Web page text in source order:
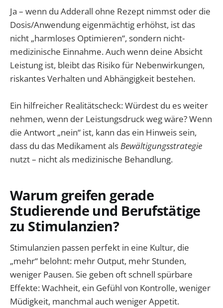
Ja – wenn du Adderall ohne Rezept nimmst oder die
Dosis/Anwendung eigenmächtig erhöhst, ist das
nicht „harmloses Optimieren“, sondern nicht-
medizinische Einnahme. Auch wenn deine Absicht
Leistung ist, bleibt das Risiko für Nebenwirkungen,
riskantes Verhalten und Abhängigkeit bestehen.
Ein hilfreicher Realitätscheck: Würdest du es weiter
nehmen, wenn der Leistungsdruck weg wäre? Wenn
die Antwort „nein“ ist, kann das ein Hinweis sein,
dass du das Medikament alsBewältigungsstrategie
nutzt – nicht als medizinische Behandlung.
Warum greifen gerade
Studierende und Berufstätige
zu Stimulanzien?
Stimulanzien passen perfekt in eine Kultur, die
„mehr“ belohnt: mehr Output, mehr Stunden,
weniger Pausen. Sie geben oft schnell spürbare
Effekte: Wachheit, ein Gefühl von Kontrolle, weniger
Müdigkeit, manchmal auch weniger Appetit.